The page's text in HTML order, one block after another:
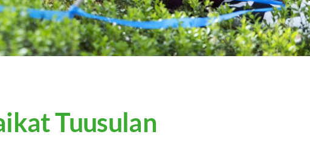
Tuusulan